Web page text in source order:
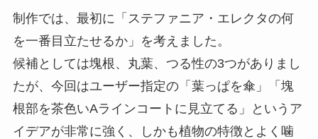
制作では、最初に「ステファニア・エレクタの何
を一番目立たせるか」を考えました。
候補としては塊根、丸葉、つる性の3つがありまし
たが、今回はユーザー指定の「葉っぱを傘」「塊
根部を茶色いAラインコートに見立てる」というア
イデアが非常に強く、しかも植物の特徴とよく噛